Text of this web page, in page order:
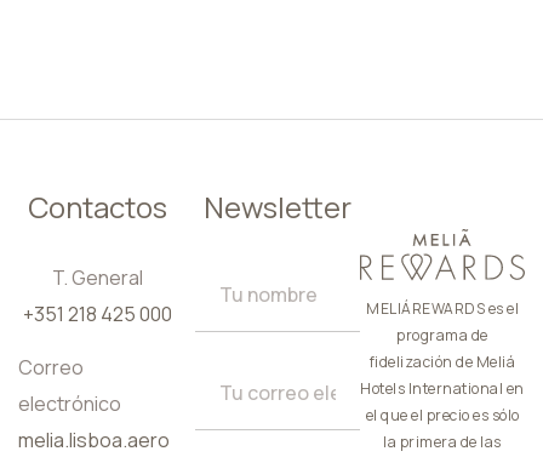
Contactos
T. General
+351 218 425 000
Correo
electrónico
melia.lisboa.aero
Newsletter
MELIÁREWARDS es el
programa de
fidelización de Meliá
Hotels International en
el que el precio es sólo
la primera de las